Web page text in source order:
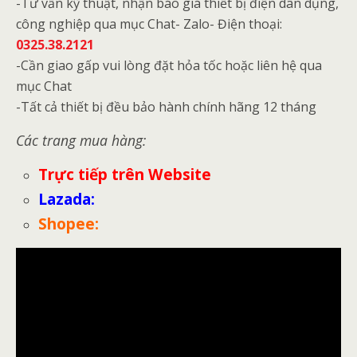
công nghiệp qua mục Chat- Zalo- Điện thoại:
0325.38.2121
-Cần giao gấp vui lòng đặt hỏa tốc hoặc liên hệ qua
mục Chat
-Tất cả thiết bị đều bảo hành chính hãng 12 tháng
Các trang mua hàng:
Trực tiếp trên Website
Lazada:
Shopee: